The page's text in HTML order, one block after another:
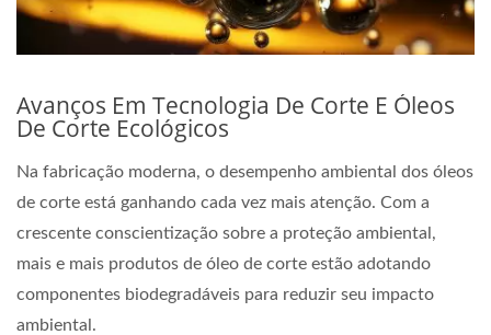
Avanços Em Tecnologia De Corte E Óleos
De Corte Ecológicos
Na fabricação moderna, o desempenho ambiental dos óleos
de corte está ganhando cada vez mais atenção. Com a
crescente conscientização sobre a proteção ambiental,
mais e mais produtos de óleo de corte estão adotando
componentes biodegradáveis para reduzir seu impacto
ambiental.